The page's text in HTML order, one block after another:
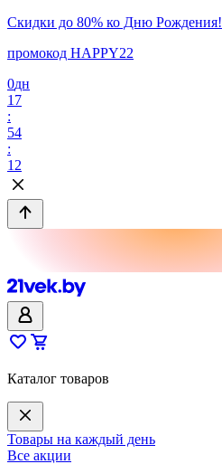
Скидки до 80% ко Дню Рождения!
промокод HAPPY22
0дн
17
:
54
:
12
Каталог товаров
Товары на каждый день
Все акции